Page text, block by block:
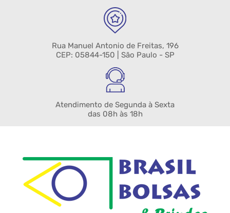
Rua Manuel Antonio de Freitas, 196
CEP: 05844-150 | São Paulo - SP
Atendimento de Segunda à Sexta
das 08h às 18h